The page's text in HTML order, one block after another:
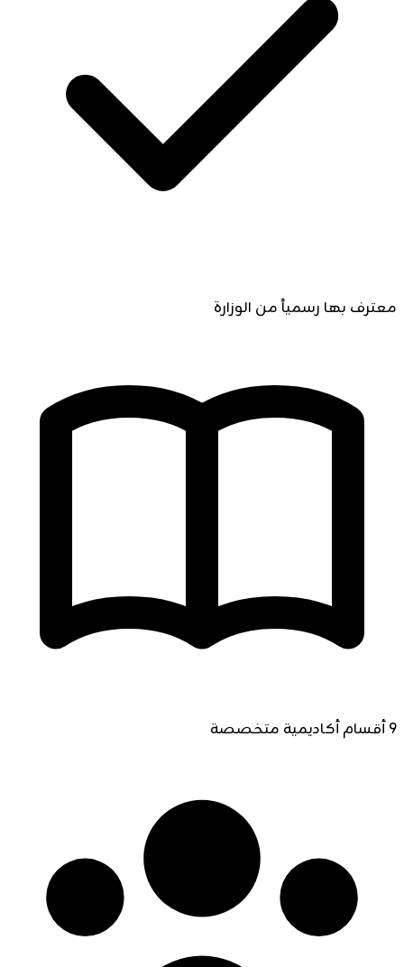
معترف بها رسمياً من الوزارة
9 أقسام أكاديمية متخصصة